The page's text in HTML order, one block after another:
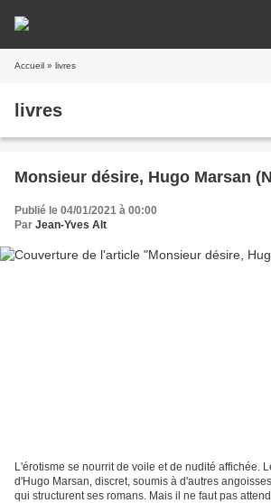
Accueil » livres
livres
Monsieur désire, Hugo Marsan
Publié le 04/01/2021 à 00:00
Par Jean-Yves Alt
L'érotisme se nourrit de voile et de nudité affichée.
d'Hugo Marsan, discret, soumis à d'autres
qui structurent ses romans. Mais il ne faut pas